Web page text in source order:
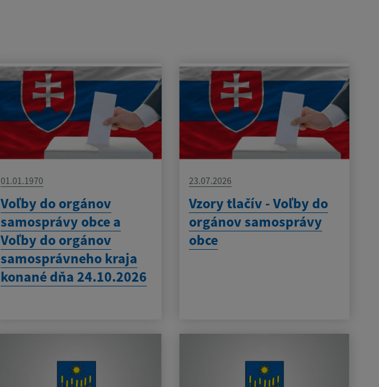
01.01.1970
Voľby do orgánov
samosprávy obce a
Voľby do orgánov
samosprávneho kraja
konané dňa 24.10.2026
23.07.2026
Vzory tlačív - Voľby do
orgánov samosprávy
obce